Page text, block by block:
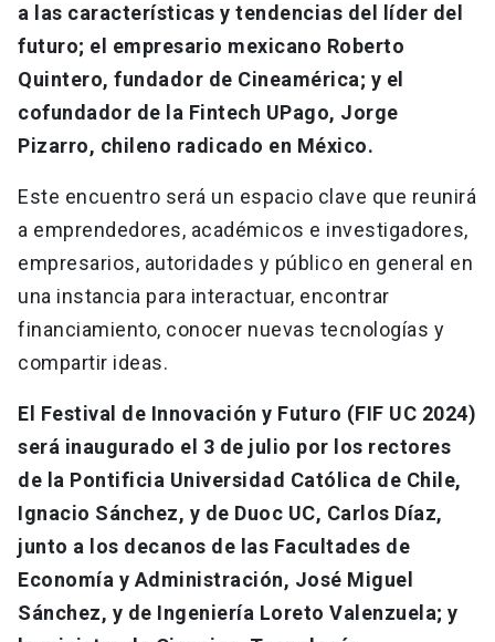
a las características y tendencias del líder del
futuro; el empresario mexicano Roberto
Quintero, fundador de Cineamérica; y el
cofundador de la Fintech UPago, Jorge
Pizarro, chileno radicado en México.
Este encuentro será un espacio clave que reunirá
a emprendedores, académicos e investigadores,
empresarios, autoridades y público en general en
una instancia para interactuar, encontrar
financiamiento, conocer nuevas tecnologías y
compartir ideas.
El Festival de Innovación y Futuro (FIF UC 2024)
será inaugurado el 3 de julio por los rectores
de la Pontificia Universidad Católica de Chile,
Ignacio Sánchez, y de Duoc UC, Carlos Díaz,
junto a los decanos de las Facultades de
Economía y Administración, José Miguel
Sánchez, y de Ingeniería Loreto Valenzuela; y